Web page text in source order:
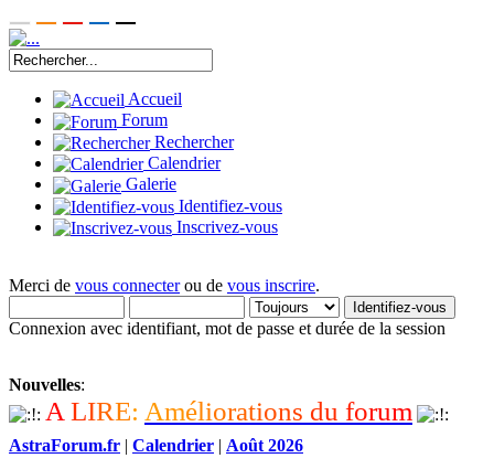
Accueil
Forum
Rechercher
Calendrier
Galerie
Identifiez-vous
Inscrivez-vous
Merci de vous connecterou de vous inscrire.
Connexion avec identifiant, mot de passe et durée de la session
Nouvelles:
A LIRE: Améliorations du forum
AstraForum.fr | Calendrier | Août 2026